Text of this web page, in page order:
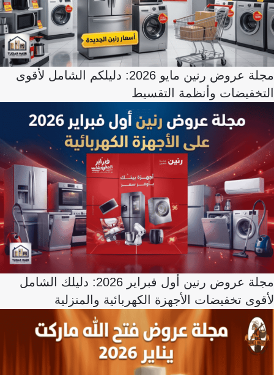
مجلة عروض رنين مايو 2026: دليلكم الشامل لأقوى
التخفيضات وأنظمة التقسيط
مجلة عروض رنين أول فبراير 2026: دليلك الشامل
لأقوى تخفيضات الأجهزة الكهربائية والمنزلية